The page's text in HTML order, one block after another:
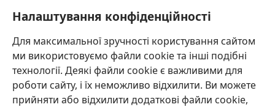
Налаштування конфіденційності
Для максимальної зручності користування сайтом
ми використовуємо файли cookie та інші подібні
технології. Деякі файли cookie є важливими для
роботи сайту, і їх неможливо відхилити. Ви можете
прийняти або відхилити додаткові файли cookie,
деяких людей на хімікати у таких кількостях, які
переважно не впливають на інших.